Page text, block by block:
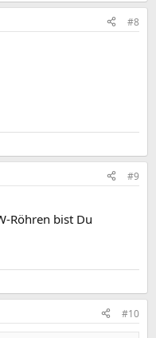
#8
#9
Röhren bist Du
#10